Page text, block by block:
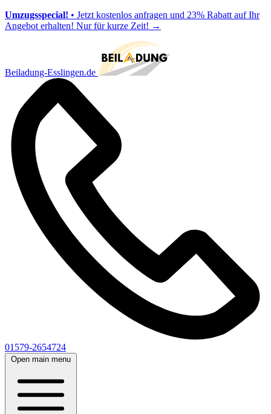
Umzugsspecial! • Jetzt kostenlos anfragen und 23% Rabatt auf Ihr
Angebot erhalten! Nur für kurze Zeit! →
Beiladung-Esslingen.de
01579-2654724
Open main menu